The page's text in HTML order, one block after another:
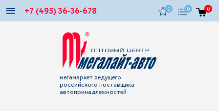
+7 (495) 36-36-678 0 0 0
мегамаркет ведущего
российского поставщика
автопринадлежностей